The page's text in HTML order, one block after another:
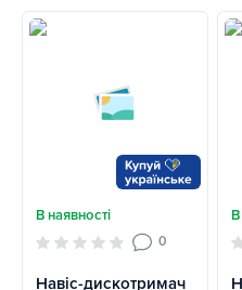
В наявності
0
Навіс-дискотримач
В